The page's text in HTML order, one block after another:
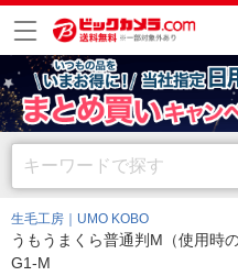
生毛工房｜UMO KOBO
うもうまくら普通判M（使用時
G1-M